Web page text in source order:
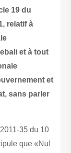
19 du
relatif à
et à tout
et
sans parler
35 du 10
que «Nul